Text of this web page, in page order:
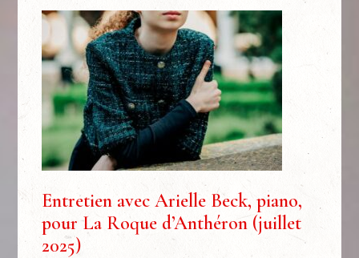
Entretien avec Arielle Beck, piano,
pour La Roque d’Anthéron (juillet
2025)